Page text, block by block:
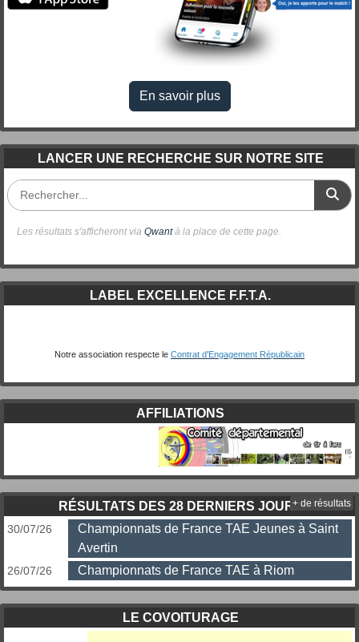
En savoir plus
LANCER UNE RECHERCHE SUR NOTRE SITE
Les résultats s'afficheront via Qwantà la place de cette page.
LABEL EXCELLENCE F.F.T.A.
Notre association respecte le Contrat d'Engagement Républicain
AFFILIATIONS
RÉSULTATS DES 28 DERNIERS JOURS
30/07/26
Championnats de France TAE Jeunes à Saint
Avertin
26/07/26 Championnats de France TAE à Riom
+ de résultats
LE COVOITURAGE